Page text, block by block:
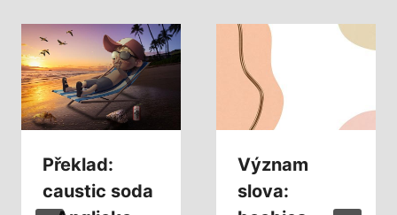
Překlad:
caustic soda
Význam
slova: